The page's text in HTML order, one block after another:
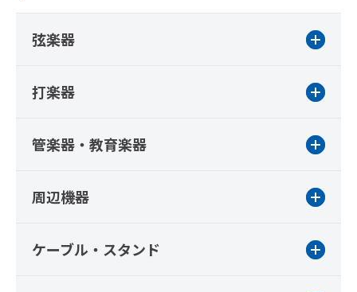
弦楽器
打楽器
管楽器・教育楽器
周辺機器
ケーブル・スタンド